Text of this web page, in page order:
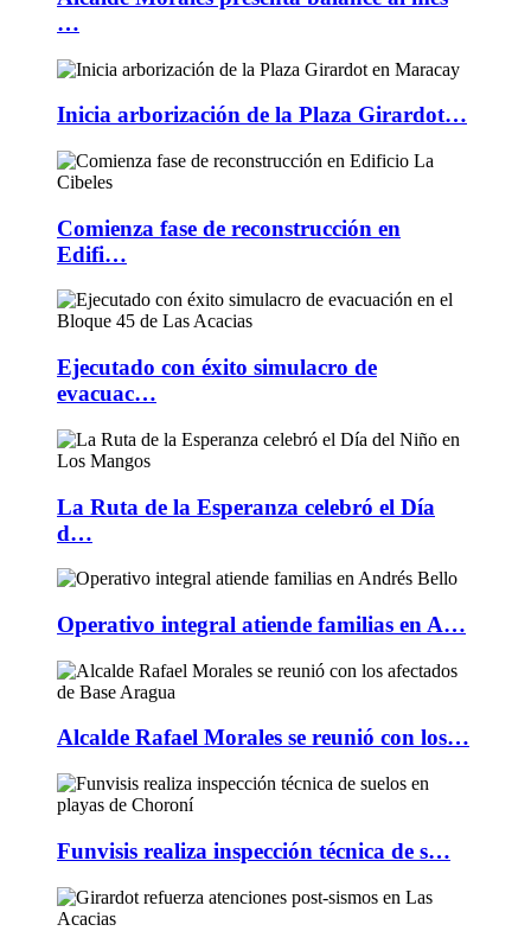
…
Inicia arborización de la Plaza Girardot…
Comienza fase de reconstrucción en
Edifi…
Ejecutado con éxito simulacro de
evacuac…
La Ruta de la Esperanza celebró el Día
d…
Operativo integral atiende familias en A…
Alcalde Rafael Morales se reunió con los…
Funvisis realiza inspección técnica de s…